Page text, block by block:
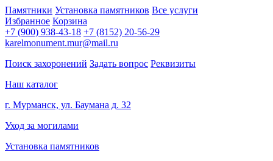
Памятники Установка памятников Все услуги
Избранное Корзина
+7 (900) 938-43-18 +7 (8152) 20-56-29
karelmonument.mur@mail.ru
Поиск захоронений Задать вопрос Реквизиты
Наш каталог
г. Мурманск, ул. Баумана д. 32
Уход за могилами
Установка памятников